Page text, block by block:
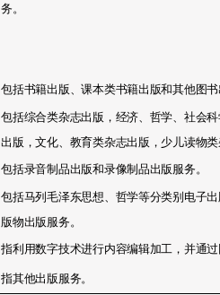
务。
包括书籍出版、课本类书籍出版和其他图书
包括综合类杂志出版，经济、哲学、社会
出版，文化、教育类杂志出版，少儿读物
包括录音制品出版和录像制品出版服务。
包括马列毛泽东思想、哲学等分类别电子
版物出版服务。
指利用数字技术进行内容编辑加工，并通
指其他出版服务。